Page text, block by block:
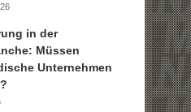
in der
Müssen
Unternehmen